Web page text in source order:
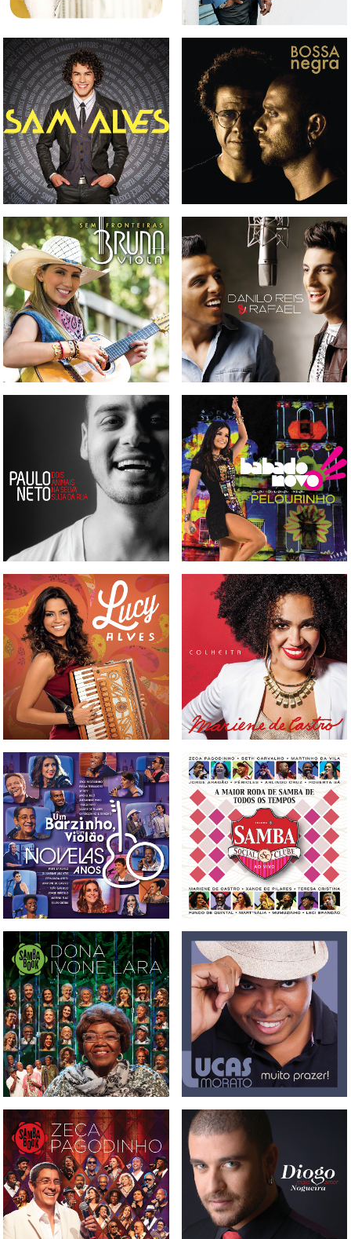
CD SAM ALVES
CD DIOGO NOGUEIRA +
HAMILTON DE HOLANDA -
BOSSA NEGRA
CD BRUNA VIOLA - SEM
FRONTEIRAS
CD DANILO REIS & RAFAEL
CD PAULO NETO - DOIS
ANIMAIS NA SELVA SUJA DA
RUA
CD E DVD BABADO NOVO -
AO VIVO NO PELOURINHO
CD LUCY ALVES
CD MARIENE DE CASTRO -
COLHEITA
CD, DVD E BLU-RAY UM
BARZINHO, UM VIOLÃO -
NOVELAS ANOS 80 VOL. 1
CD E DVD SAMBA SOCIAL
CLUBE VOL. 5
BOX, CD, DVD E BLU-
RAYSAMBABOOK DONA
IVONE LARA
CD LUCAS MORATO -
MUITO PRAZER
BOX, CD, DVD E BLURAY
SAMBABOOK ZECA
PAGODINHO
CD DIOGO NOGUEIRA -
MAIS AMOR